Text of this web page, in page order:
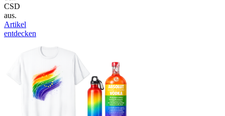
CSD
aus.
Artikel
entdecken